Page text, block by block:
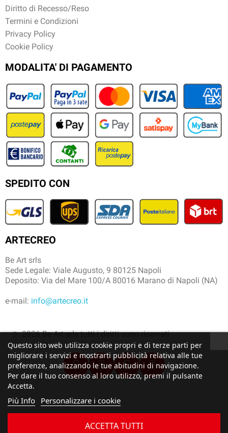
Diritto di Recesso/Reso
Termini e Condizioni
Privacy Policy
Cookie Policy
MODALITA' DI PAGAMENTO
SPEDITO CON
ARTECREO
Be Art srls
Sede Legale: Viale Augusto, 9 80125 Napoli
Deposito: Via del Mare 100/A 80016 Marano di Napoli (NA)
e-mail: info@artecreo.it
2026 Be Art srls tutti i diritti sono riservati
Questo sito web utilizza cookie propri e di terze parti per
migliorare i servizi e mostrarti pubblicità relativa alle tue
preferenze, analizzando le tue abitudini di navigazione.
Per dare il tuo consenso al loro utilizzo, premi il pulsante
Accetta.
Più Info Personalizzare i cookie
ACCETTA TUTTI